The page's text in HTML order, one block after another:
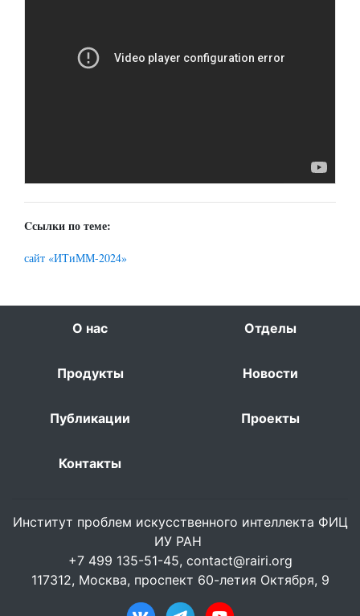
Cсылки по теме:
сайт «ИТиММ-2024»
О нас Отделы
Продукты Новости
Публикации Проекты
Контакты
Институт проблем искусственного интеллекта ФИЦ
ИУ РАН
+7 499 135-51-45, contact@rairi.org
117312, Москва, проспект 60-летия Октября, 9